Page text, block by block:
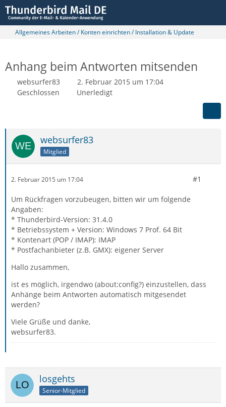
Allgemeines Arbeiten / Konten einrichten / Installation & Update
Anhang beim Antworten mitsenden
websurfer83
2. Februar 2015 um 17:04
Geschlossen
Unerledigt
websurfer83
Mitglied
2. Februar 2015 um 17:04 #1
Um Rückfragen vorzubeugen, bitten wir um folgende
Angaben:
* Thunderbird-Version: 31.4.0
* Betriebssystem + Version: Windows 7 Prof. 64 Bit
* Kontenart (POP / IMAP): IMAP
* Postfachanbieter (z.B. GMX): eigener Server
Hallo zusammen,
ist es möglich, irgendwo (about:config?) einzustellen, dass
Anhänge beim Antworten automatisch mitgesendet
werden?
Viele Grüße und danke,
websurfer83.
losgehts
Senior-Mitglied